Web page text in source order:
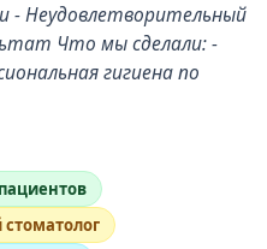
- Неудовлетворительный
Что мы сделали: -
гигиена по